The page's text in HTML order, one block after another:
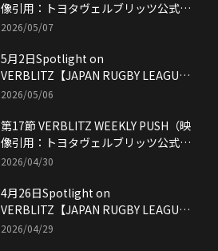
像引用：トヨタヴェルブリッツ公式
YouTubeチャンネル）
2026/05/07
5月2日Spotlight on
VERBLITZ【JAPAN RUGBY LEAGUE
ONE】映像引用：トヨタヴェルブリッ
2026/05/06
第17節 VERBLITZ WEEKLY PUSH（映
像引用：トヨタヴェルブリッツ公式
YouTubeチャンネル）
2026/04/30
4月26日Spotlight on
VERBLITZ【JAPAN RUGBY LEAGUE
ONE】映像引用：トヨタヴェルブリッ
2026/04/29